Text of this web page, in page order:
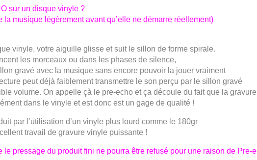
sur un disque vinyle ?
la musique légèrement avant qu’elle ne démarre réellement)
vinyle, votre aiguille glisse et suit le sillon de forme spirale.
les morceaux ou dans les phases de silence,
gravé avec la musique sans encore pouvoir la jouer vraiment
peut déjà faiblement transmettre le son perçu par le sillon gravé
volume. On appelle çà le pre-echo et ça découle du fait que la gravure
dans le vinyle et est donc est un gage de qualité !
par l’utilisation d’un vinyle plus lourd comme le 180gr
travail de gravure vinyle puissante !
le pressage du produit fini ne pourra être refusé pour une raison de Pre-